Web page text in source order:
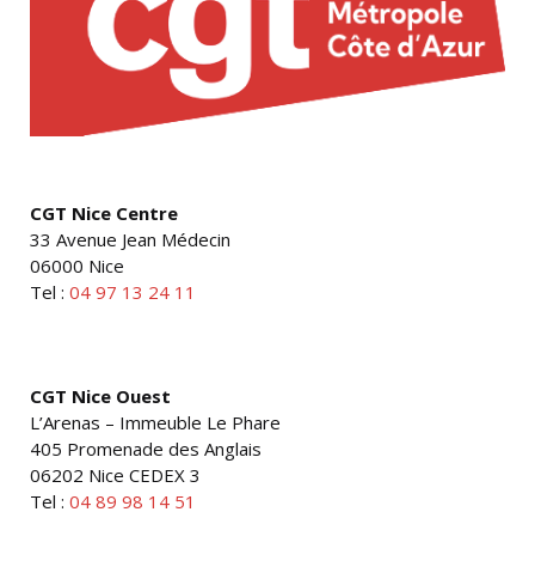
CGT Nice Centre
33 Avenue Jean Médecin
06000 Nice
Tel : 04 97 13 24 11
CGT Nice Ouest
L’Arenas – Immeuble Le Phare
405 Promenade des Anglais
06202 Nice CEDEX 3
Tel : 04 89 98 14 51